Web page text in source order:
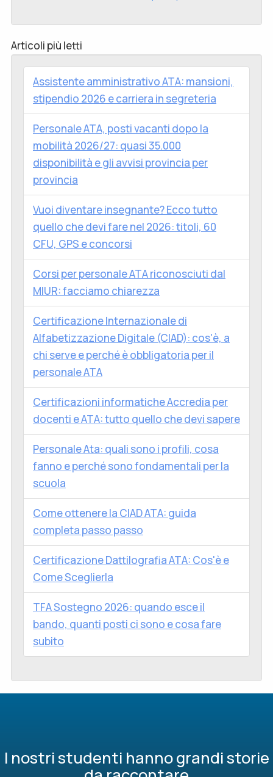
Articoli più letti
Assistente amministrativo ATA: mansioni,
stipendio 2026 e carriera in segreteria
Personale ATA, posti vacanti dopo la
mobilità 2026/27: quasi 35.000
disponibilità e gli avvisi provincia per
provincia
Vuoi diventare insegnante? Ecco tutto
quello che devi fare nel 2026: titoli, 60
CFU, GPS e concorsi
Corsi per personale ATA riconosciuti dal
MIUR: facciamo chiarezza
Certificazione Internazionale di
Alfabetizzazione Digitale (CIAD): cos'è, a
chi serve e perché è obbligatoria per il
personale ATA
Certificazioni informatiche Accredia per
docenti e ATA: tutto quello che devi sapere
Personale Ata: quali sono i profili, cosa
fanno e perché sono fondamentali per la
scuola
Come ottenere la CIAD ATA: guida
completa passo passo
Certificazione Dattilografia ATA: Cos'è e
Come Sceglierla
TFA Sostegno 2026: quando esce il
bando, quanti posti ci sono e cosa fare
subito
I nostri studenti hanno grandi storie